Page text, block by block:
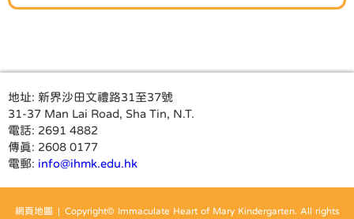
地址: 新界沙田文禮路31至37號
31-37 Man Lai Road, Sha Tin, N.T.
電話: 2691 4882
傳真: 2608 0177
電郵: info@ihmk.edu.hk
網頁地圖 | Copyright© Immaculate Heart of Mary Kindergarten. All rights